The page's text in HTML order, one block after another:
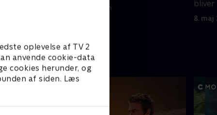
oplevelse af TV 2
anvende cookie-data
cookies herunder, og
af siden. Læs
8. maj 2023 • 44 min
8. maj